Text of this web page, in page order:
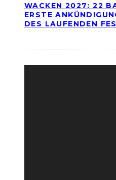
WACKEN 2027: 22
ERSTE
DES LAUFENDEN